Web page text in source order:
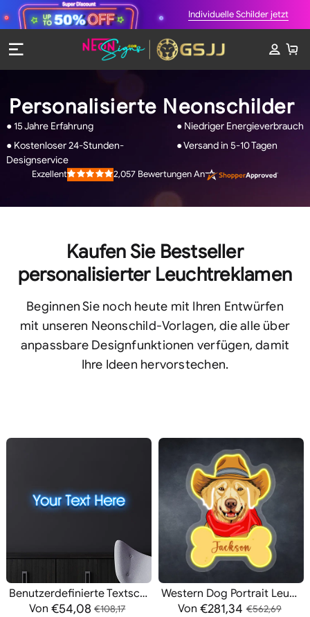
Individuelle Schilder jetzt
Personalisierte Neonschilder
● 15 Jahre Erfahrung
● Niedriger Energieverbrauch
● Kostenloser 24-Stunden-
Designservice
● Versand in 5-10 Tagen
Rated
Exzellent 2,057 Bewertungen An
Kaufen Sie Bestseller
personalisierter Leuchtreklamen
Beginnen Sie noch heute mit Ihren Entwürfen
mit unseren Neonschild-Vorlagen, die alle über
anpassbare Designfunktionen verfügen, damit
Ihre Ideen hervorstechen.
Benutzerdefinierte Textschilder
Von €54,08 €108,17
Western Dog Portrait Leuchtreklamen
Von€281,34 €562,69